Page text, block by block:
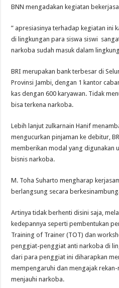
BNN mengadakan kegiatan
” apresiasinya terhadap kegiatan ini
di lingkungan para siswa siswi
narkoba sudah masuk dalam
BRI merupakan bank terbesar di
Provinsi Jambi, dengan 1 kantor
kas dengan 600 karyawan. Tidak
bisa terkena narkoba.
Lebih lanjut zulkarnain Hanif
mengucurkan pinjaman ke debitur,
memberikan modal yang digunakan
bisnis narkoba.
M. Toha Suharto mengharap
berlangsung secara
Artinya tidak berhenti disini saja,
kedepannya seperti pembentukan
Training of Trainer (TOT) dan
penggiat-penggiat anti narkoba di
dari para penggiat ini diharapkan
mempengaruhi dan mengajak
menjauhi narkoba.